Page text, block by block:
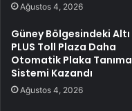
Ağustos 4, 2026
Güney Bölgesindeki Altı
PLUS Toll Plaza Daha
Otomatik Plaka Tanıma
Sistemi Kazandı
Ağustos 4, 2026